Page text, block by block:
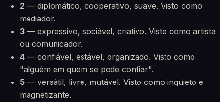
2 — diplomático, cooperativo, suave. Visto como
mediador.
3 — expressivo, sociável, criativo. Visto como artista
ou comunicador.
4 — confiável, estável, organizado. Visto como
"alguém em quem se pode confiar".
5 — versátil, livre, mutável. Visto como inquieto e
magnetizante.